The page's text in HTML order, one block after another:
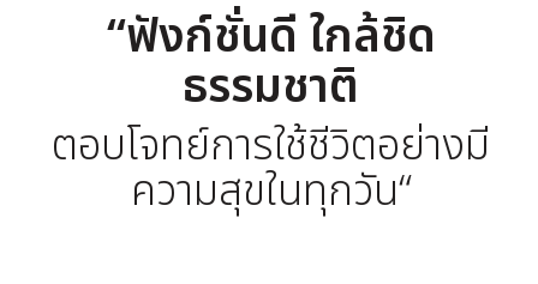
“ฟังก์ชั่นดี ใกล้ชิด
ธรรมชาติ
ตอบโจทย์การใช้ชีวิตอย่างมี
ความสุขในทุกวัน“